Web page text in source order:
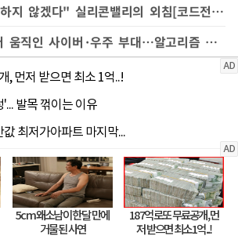
"살인병기는 코딩하지 않겠다" 실리콘밸리의 외침[코드전쟁③]
이란 기습 전 먼저 움직인 사이버·우주 부대…알고리즘 전쟁의 서막[코드전쟁①]